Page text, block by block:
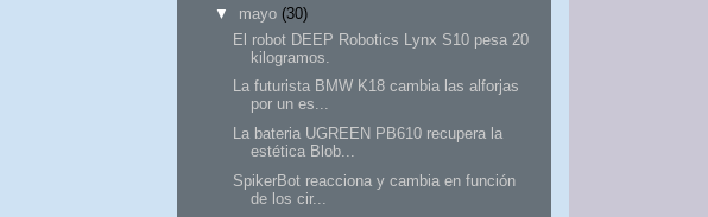
▼
mayo (30)
El robot DEEP Robotics Lynx S10 pesa 20
kilogramos.
La futurista BMW K18 cambia las alforjas
por un es...
La bateria UGREEN PB610 recupera la
estética Blob...
SpikerBot reacciona y cambia en función
de los cir...